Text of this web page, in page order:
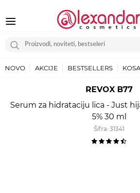
NOVO AKCIJE BESTSELLERS KOSA
REVOX B77
Serum za hidrataciju lica - Just
5% 30 ml
Šifra: 31341